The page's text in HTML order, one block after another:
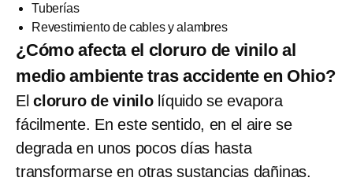
Tuberías
Revestimiento de cables y alambres
¿Cómo afecta el cloruro de vinilo al
medio ambiente tras accidente en Ohio?
El cloruro de vinilolíquido se evapora
fácilmente. En este sentido, en el aire se
degrada en unos pocos días hasta
transformarse en otras sustancias dañinas.